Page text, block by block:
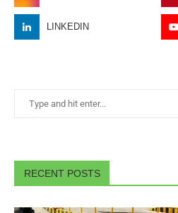
LINKEDIN
RECENT POSTS